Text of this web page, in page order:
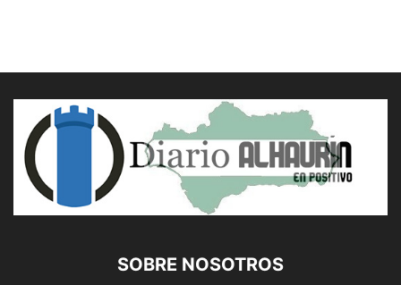
SOBRE NOSOTROS